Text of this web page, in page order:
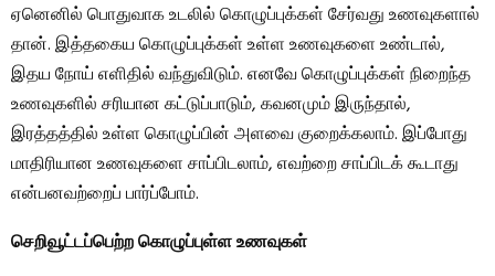
ஏனெனில் பொதுவாக உடலில் கொழுப்புக்கள் சேர்வது உணவுகளால்
தான். இத்தகைய கொழுப்புக்கள் உள்ள உணவுகளை உண்டால்,
இதய நோய் எளிதில் வந்துவிடும். எனவே கொழுப்புக்கள் நிறைந்த
உணவுகளில் சரியான கட்டுப்பாடும், கவனமும் இருந்தால்,
இரத்தத்தில் உள்ள கொழுப்பின் அளவை குறைக்கலாம். இப்போது
மாதிரியான உணவுகளை சாப்பிடலாம், எவற்றை சாப்பிடக் கூடாது
என்பனவற்றைப் பார்ப்போம்.
செறிவூட்டப்பெற்ற கொழுப்புள்ள உணவுகள்